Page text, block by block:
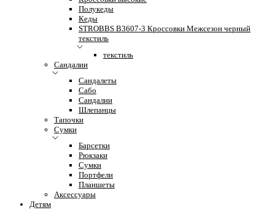
Полукеды
Кеды
STROBBS B3607-3 Кроссовки Межсезон черный
текстиль
текстиль
Сандалии
Сандалеты
Сабо
Сандалии
Шлепанцы
Тапочки
Сумки
Барсетки
Рюкзаки
Сумки
Портфели
Планшеты
Аксессуары
Детям